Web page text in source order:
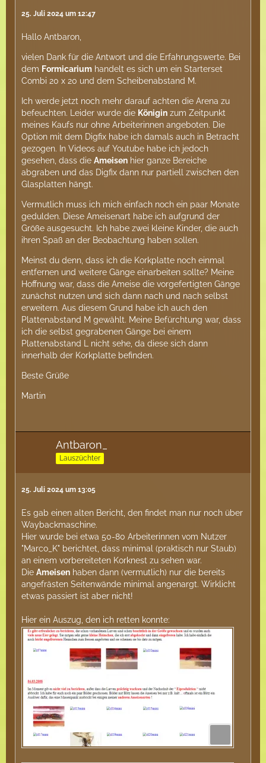
25. Juli 2024 um 12:47
Hallo Antbaron,
vielen Dank für die Antwort und die Erfahrungswerte. Bei
dem Formicarium handelt es sich um ein Starterset
Combi 20 x 20 und dem Scheibenabstand M.
Ich werde jetzt noch mehr darauf achten die Arena zu
befeuchten. Leider wurde die Königin zum Zeitpunkt
meines Kaufs nur ohne Arbeiterinnen angeboten. Die
Option mit dem Digfix habe ich damals auch in Betracht
gezogen. In Videos auf Youtube habe ich jedoch
gesehen, dass die Ameisen hier ganze Bereiche
abgraben und das Digfix dann nur partiell zwischen den
Glasplatten hängt.
Vermutlich muss ich mich einfach noch ein paar Monate
gedulden. Diese Ameisenart habe ich aufgrund der
Größe ausgesucht. Ich habe zwei kleine Kinder, die auch
ihren Spaß an der Beobachtung haben sollen.
Meinst du denn, dass ich die Korkplatte noch einmal
entfernen und weitere Gänge einarbeiten sollte? Meine
Hoffnung war, dass die Ameise die vorgefertigten Gänge
zunächst nutzen und sich dann nach und nach selbst
erweitern. Aus diesem Grund habe ich auch den
Plattenabstand M gewählt. Meine Befürchtung war, dass
ich die selbst gegrabenen Gänge bei einem
Plattenabstand L nicht sehe, da diese sich dann
innerhalb der Korkplatte befinden.
Beste Grüße
Martin
Antbaron_
Lauszüchter
25. Juli 2024 um 13:05
Es gab einen alten Bericht, den findet man nur noch über
Waybackmaschine.
Hier wurde bei etwa 50-80 Arbeiterinnen vom Nutzer
"Marco_K" berichtet, dass minimal (praktisch nur Staub)
an einem vorbereiteten Korknest zu sehen war.
Die Ameisen haben dann (vermutlich) nur die bereits
angefrästen Seitenwände minimal angenargt. Wirklicht
etwas passiert ist aber nicht!
Hier ein Auszug, den ich retten konnte: